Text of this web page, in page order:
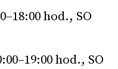
hod., SO
hod., SO